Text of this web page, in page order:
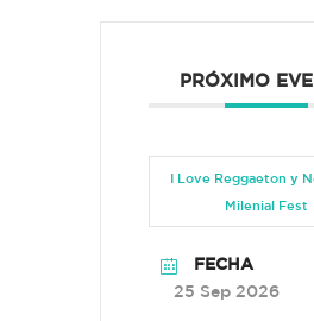
PRÓXIMO
I Love Reggaeton y
Milenial Fest
FECHA
25 Sep 2026